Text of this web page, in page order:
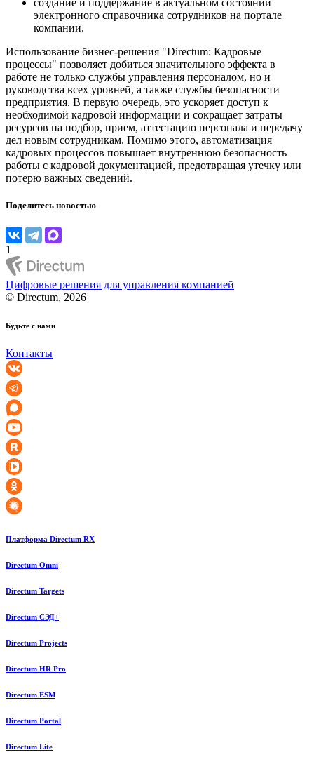
электронного справочника сотрудников на портале
компании.
Использование бизнес-решения "Directum: Кадровые
процессы" позволяет добиться значительного эффекта в
работе не только службы управления персоналом, но и
руководства всех уровней, а также службы безопасности
предприятия. В первую очередь, это ускоряет доступ к
необходимой кадровой информации и сокращает затраты
ресурсов на подбор, прием, аттестацию персонала и передачу
дел новым сотрудникам. Помимо этого, автоматизация
кадровых процессов повышает внутреннюю безопасность
работы с кадровой документацией, предотвращая утечку или
потерю важных сведений.
Поделитесь новостью
1
Цифровые решения для управления компанией
© Directum, 2026
Будьте с нами
Контакты
Платформа Directum RX
Directum Omni
Directum Targets
Directum СЭД+
Directum Projects
Directum HR Pro
Directum ESM
Directum Portal
Directum Lite